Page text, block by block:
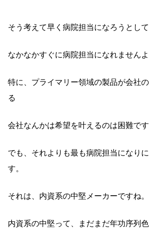
そう考えて早く病院担当になろうとし
なかなかすぐに病院担当になれませんよ
特に、プライマリー領域の製品が会社
る
会社なんかは希望を叶えるのは困難です
でも、それよりも最も病院担当になり
す。
それは、内資系の中堅メーカーですね。
内資系の中堅って、まだまだ年功序列